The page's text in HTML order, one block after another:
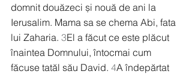
domnit douăzeci și nouă de ani la
Ierusalim. Mama sa se chema Abi, fata
lui Zaharia. 3El a făcut ce este plăcut
înaintea Domnului, întocmai cum
făcuse tatăl său David. 4A îndepărtat